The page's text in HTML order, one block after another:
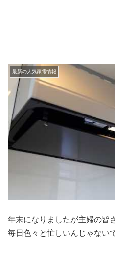
最新の人気家電情報
年末になりましたが主婦の皆
毎日色々と忙しいんじゃない